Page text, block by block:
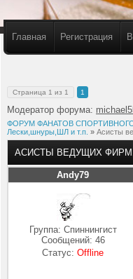
Главная Регистрация
Страница 1 из 1 1
Модератор форума:
ФОРУМ ФАНАТОВ
Лески,шнуры,ШЛ и т.п. » Асисты
АСИСТЫ ВЕДУЩИХ
Andy79
Группа: Спиннингист
Сообщений: 46
Статус:Offline